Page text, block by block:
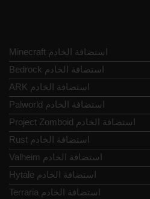
Minecraft استضافة الخادم
Bedrock استضافة الخادم
ARK استضافة الخادم
Palworld استضافة الخادم
Project Zomboid استضافة الخادم
Rust استضافة الخادم
Valheim استضافة الخادم
Hytale استضافة الخادم
Terraria استضافة الخادم